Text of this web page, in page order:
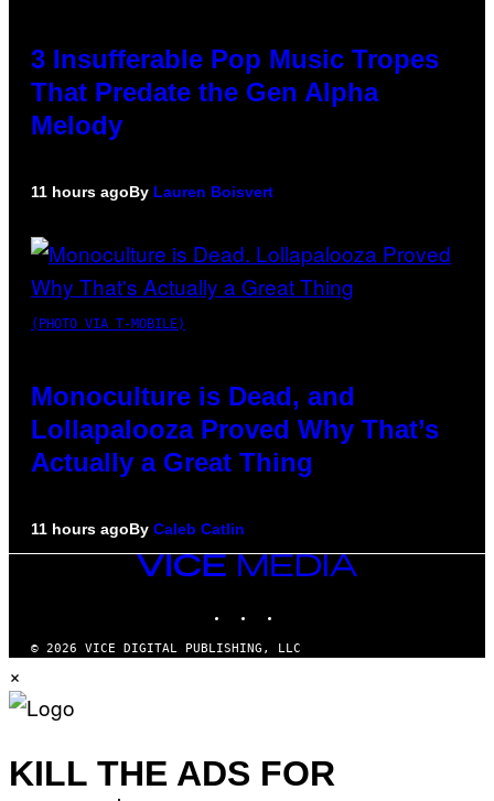
3 Insufferable Pop Music Tropes
That Predate the Gen Alpha
Melody
11 hours agoBy Lauren Boisvert
(PHOTO VIA T-MOBILE)
Monoculture is Dead, and
Lollapalooza Proved Why That’s
Actually a Great Thing
11 hours agoBy Caleb Catlin
VICE
© 2026 VICE DIGITAL PUBLISHING, LLC
×
KILL THE ADS FOR